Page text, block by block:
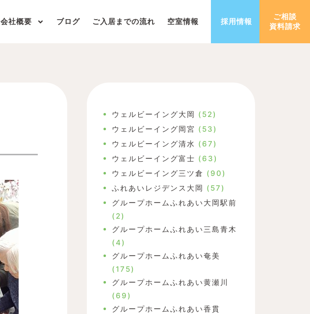
会社概要 ブログ ご入居までの流れ 空室情報 採用情報
ご相談
資料請求
ウェルビーイング大岡 (52)
ウェルビーイング岡宮 (53)
ウェルビーイング清水 (67)
ウェルビーイング富士 (63)
ウェルビーイング三ツ倉 (90)
ふれあいレジデンス大岡 (57)
グループホームふれあい大岡駅前
(2)
グループホームふれあい三島青木
(4)
グループホームふれあい奄美
(175)
グループホームふれあい黄瀬川
(69)
グループホームふれあい香貫